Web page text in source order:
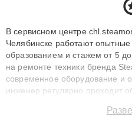
В сервисном центре
Челябинске работают
образованием и стажем от 5
на ремонте техники бренда
современное оборудование и
инженер регулярно проходит
восстанавливать технику с